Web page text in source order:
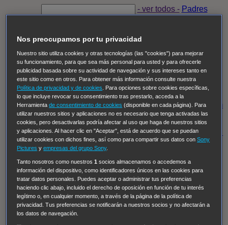
- ver todos - Padres
Despedida Salvaje Despedida Salvaje
Thomas, el ojo del FBI
Pan Am
Dawson crece
Insomnia El Guardián The Blacklist Cinco en familia
Hudson & Rex Diez libras y un sueño Mr Loverman
Regreso al futuro III NUEVE CUERPOS Los últimos
caballeros Tormenta infinita Sing Street Cobra Kai
Tom
y Lola High Country Los casos de Susan Ryeland:
Moonflower Murders Twisted Metal Mentes Criminales:
Evolution Terapia de Choque
Hailey Dean Without Sin: Libre de Culpa Morbius
NCIS: Nueva Orleans Pandora En fuera de juego
The Shield: Al margen de la ley Duplicated Preacher
The Killing Kind Intersecciones DOC Bite Club
Chicago Fire
Nos preocupamos por tu privacidad
Nuestro sitio utiliza cookies y otras tecnologías (las "cookies") para mejorar
su funcionamiento, para que sea más personal para usted y para ofrecerle
publicidad basada sobre su actividad de navegación y sus intereses tanto en
este sitio como en otros. Para obtener más información consulte nuestra
Política de privacidad y de cookies
. Para opciones sobre cookies específicas,
lo que incluye revocar su consentimiento tras prestarlo, acceda a la
Herramientade consentimiento de cookies (disponible en cada página). Para
utilizar nuestros sitios y aplicaciones no es necesario que tenga activadas las
cookies, pero desactivarlas podría afectar al uso que haga de nuestros sitios
y aplicaciones. Al hacer clic en "Aceptar", está de acuerdo que se puedan
utilizar cookies con dichos fines, así como para compartir sus datos conSony
Pictures yempresas del grupo Sony.
Tanto nosotros como nuestros1 socios almacenamos o accedemos a
información del dispositivo, como identificadores únicos en las cookies para
tratar datos personales. Puedes aceptar o administrar tus preferencias
haciendo clic abajo, incluido el derecho de oposición en función de tu interés
legítimo o, en cualquier momento, a través de la página de la política de
privacidad. Tus preferencias se notificarán a nuestros socios y no afectarán a
los datos de navegación.